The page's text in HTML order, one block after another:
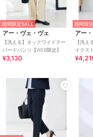
期間限定SALE
アー・ヴェ・ヴェ
【洗える】タックワイドテー
パードパンツ【WEB限定】
¥3,130
期間限
アー
【洗え
イクス
ンツ